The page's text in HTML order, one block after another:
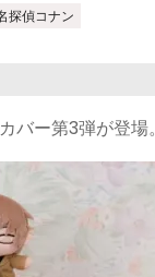
探偵コナン
バー第3弾が登場。